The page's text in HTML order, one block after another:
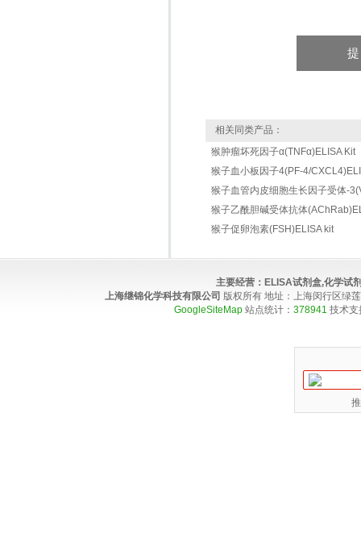
相关同类产品：
猴肿瘤坏死因子α(TNFα)ELISA Kit
猴子血小板因子4(PF-4/
猴子血管内皮细胞生长因子受体-
猴子乙酰胆碱受体抗体
猴子促卵泡素(FSH)ELISA kit
主要经营： ELISA试剂盒,化学试
上海继锦化学科技有限公司 版权所有 地址：上海闵行区绿
GoogleSiteMap 站点统计： 378941 技术支